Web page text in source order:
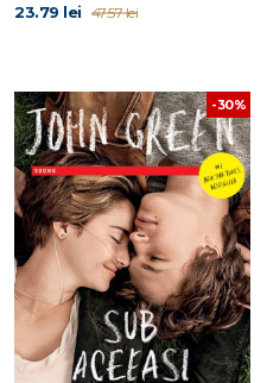
23.79 lei 47.57 lei
-30%